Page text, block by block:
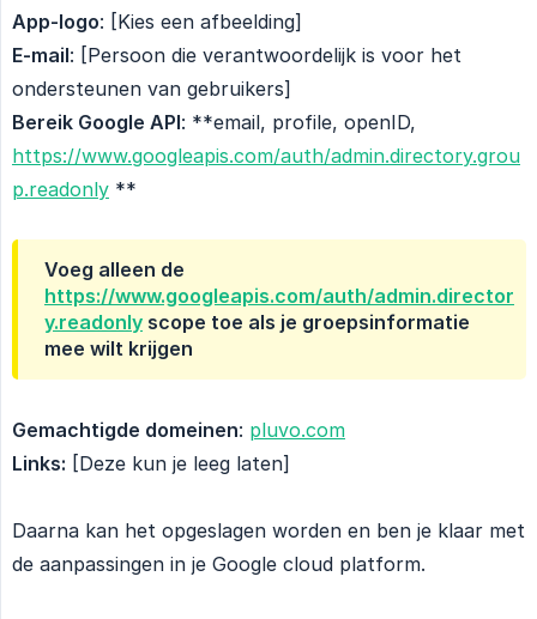
App-logo: [Kies een afbeelding]
E-mail: [Persoon die verantwoordelijk is voor het
ondersteunen van gebruikers]
Bereik Google API: **email, profile, openID,
https://www.googleapis.com/auth/admin.directory.grou
p.readonly **
Voeg alleen de
https://www.googleapis.com/auth/admin.director
y.readonly scope toe als je groepsinformatie
mee wilt krijgen
Gemachtigde domeinen: pluvo.com
Links: [Deze kun je leeg laten]
Daarna kan het opgeslagen worden en ben je klaar met
de aanpassingen in je Google cloud platform.